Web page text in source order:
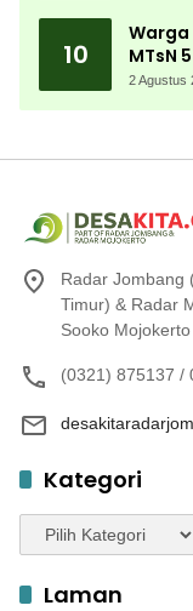
10
Warga
MTsN
2 Agustus
Radar Jombang
Timur) & Radar
Sooko
(0321) 875137 /
Kategori
Kategori
Laman